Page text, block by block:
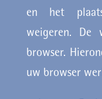
en het
weigeren. De
browser.
uw browser